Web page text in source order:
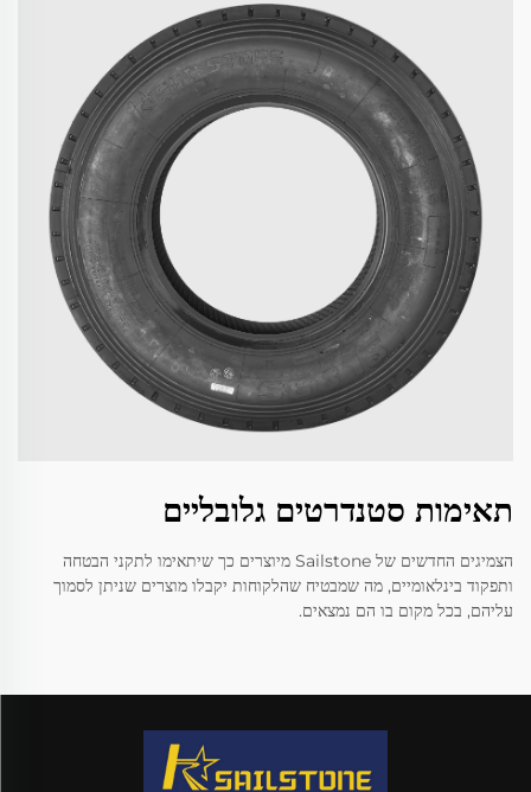
תאימות סטנדרטים גלובליים
הצמיגים החדשים של Sailstone מיוצרים כך שיתאימו לתקני הבטחה
ותפקוד בינלאומיים, מה שמבטיח שהלקוחות יקבלו מוצרים שניתן לסמוך
עליהם, בכל מקום בו הם נמצאים.